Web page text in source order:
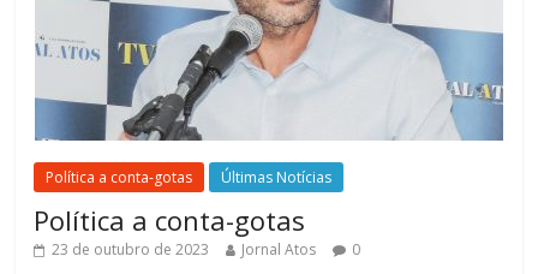
Política a conta-gotas Últimas Notícias
Política a conta-gotas
23 de outubro de 2023 Jornal Atos 0